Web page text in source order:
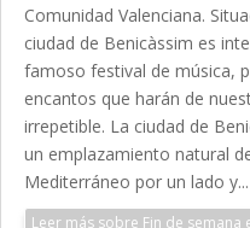
Comunidad Valenciana.
ciudad de Benicàssim es
famoso festival de música,
encantos que harán de
irrepetible. La ciudad de
un emplazamiento natural
Mediterráneo por un lado y...
Leer más sobre Fin de